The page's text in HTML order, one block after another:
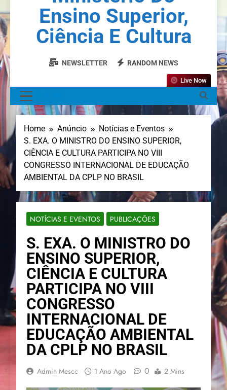
Ensino Superior,
Ciência E Cultura
NEWSLETTER RANDOM NEWS
Live Now
Home Anúncio
Notícias e Eventos
S. EXA. O MINISTRO DO ENSINO SUPERIOR,
CIÊNCIA E CULTURA PARTICIPA NO VIII
CONGRESSO INTERNACIONAL DE EDUCAÇÃO
AMBIENTAL DA CPLP NO BRASIL
NOTÍCIAS E EVENTOS PUBLICAÇÕES
S. EXA. O MINISTRO DO
ENSINO SUPERIOR,
CIÊNCIA E CULTURA
PARTICIPA NO VIII
CONGRESSO
INTERNACIONAL DE
EDUCAÇÃO AMBIENTAL
DA CPLP NO BRASIL
Admin Mescc 1 Ano Ago 0 2 Mins